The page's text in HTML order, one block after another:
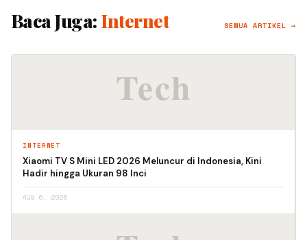
Baca Juga: Internet SEMUA ARTIKEL →
INTERNET
Xiaomi TV S Mini LED 2026 Meluncur di Indonesia, Kini
Hadir hingga Ukuran 98 Inci
AUG 6, 2026